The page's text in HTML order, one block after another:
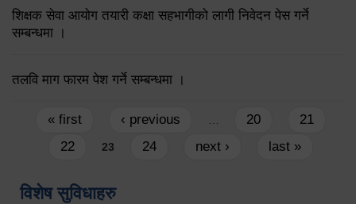
शिक्षक सेवा आयोग तयारी कक्षा सहभागीको लागी निवेदन पेस गर्ने
सम्बन्धमा ।
तलवि माग फारम पेश गर्ने सम्बन्धमा ।
Pages
« first ‹ previous 20
21
22
23 24 next › last »
विशेष सुविधाहरु